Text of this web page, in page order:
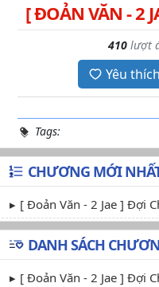
[ ĐOẢN VĂN - 2
410 lượt
Yêu thích
Tags:
CHƯƠNG MỚI
[ Đoản Văn - 2 Jae ] Đợi
DANH SÁCH
[ Đoản Văn - 2 Jae ] Đợi